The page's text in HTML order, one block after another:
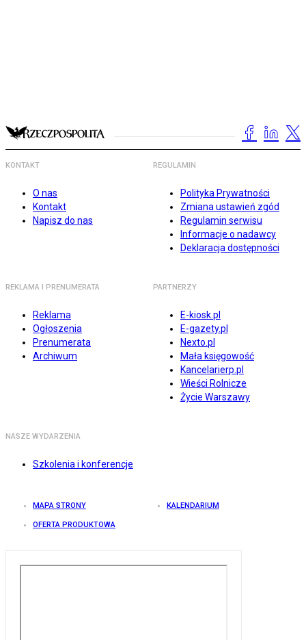
KONTAKT
O nas
Kontakt
Napisz do nas
REGULAMIN
Polityka Prywatności
Zmiana ustawień zgód
Regulamin serwisu
Informacje o nadawcy
Deklaracja dostępności
REKLAMA I PRENUMERATA
Reklama
Ogłoszenia
Prenumerata
Archiwum
PARTNERZY
E-kiosk.pl
E-gazety.pl
Nexto.pl
Mała księgowość
Kancelarierp.pl
Wieści Rolnicze
Życie Warszawy
NASZE WYDARZENIA
Szkolenia i konferencje
MAPA STRONY KALENDARIUM
OFERTA PRODUKTOWA